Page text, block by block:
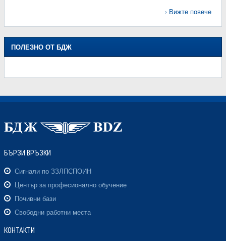
Вижте повече
ПОЛЕЗНО ОТ БДЖ
БЪРЗИ ВРЪЗКИ
Сигнали по ЗЗЛПСПОИН
Център за професионално обучение
Почивни бази
Свободни работни места
КОНТАКТИ